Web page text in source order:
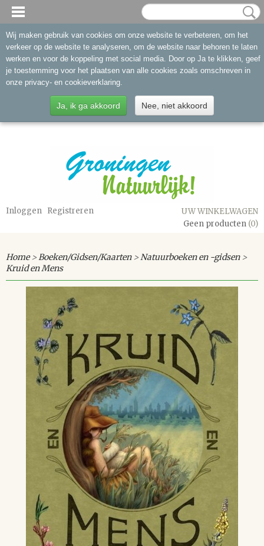
Inloggen Registreren
UW WINKELWAGEN
Geen producten (0)
Home>Boeken/Gidsen/Kaarten>Natuurboeken en -gidsen>
Kruid en Mens
Wij maken gebruik van cookies om onze website te verbeteren, om het
verkeer op de website te analyseren, om de website naar behoren te laten
werken en voor de koppeling met social media. Door op Ja te klikken, geef
je toestemming voor het plaatsen van alle cookies zoals omschreven in
onze privacy- en cookieverklaring.
Ja, ik ga akkoord Nee, niet akkoord